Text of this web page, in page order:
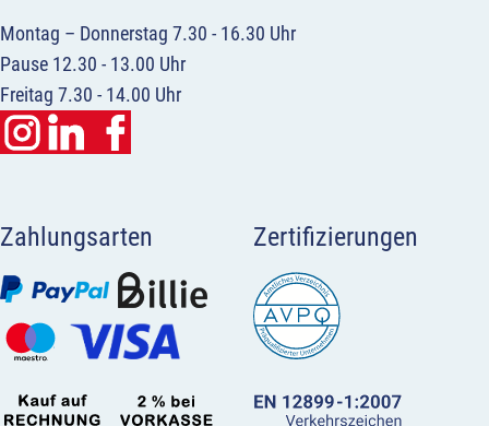
Montag – Donnerstag 7.30 - 16.30 Uhr
Pause 12.30 - 13.00 Uhr
Freitag 7.30 - 14.00 Uhr
Zahlungsarten Zertifizierungen